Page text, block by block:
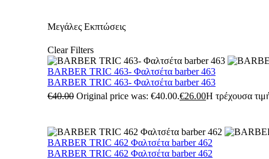
Μεγάλες Εκπτώσεις
Clear Filters
BARBER TRIC 463- Φαλτσέτα barber 463
BARBER TRIC 463- Φαλτσέτα barber 463
€40.00 Original price was: €40.00.€26.00Η τρέχουσα
BARBER TRIC 462 Φαλτσέτα barber 462
BARBER TRIC 462 Φαλτσέτα barber 462